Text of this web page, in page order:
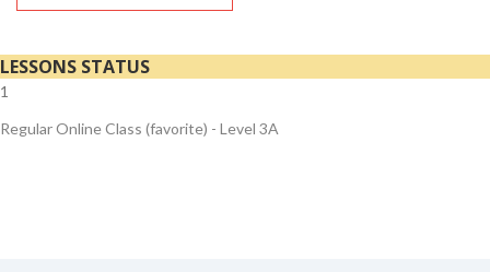
LESSONS STATUS
1
Regular Online Class (favorite) - Level 3A